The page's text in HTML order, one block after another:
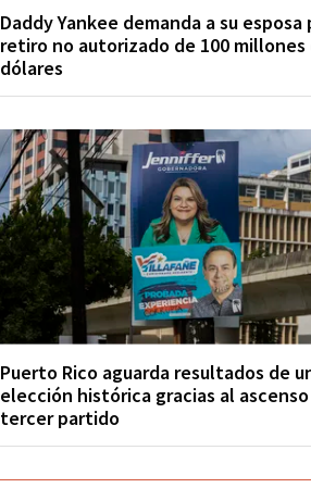
Daddy Yankee demanda a su esposa
retiro no autorizado de 100 millones
dólares
Puerto Rico aguarda resultados de
elección histórica gracias al
tercer partido